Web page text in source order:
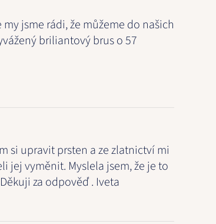
jsme rádi, že můžeme do našich
briliantový brus o 57
si upravit prsten a ze zlatnictví mi
jej vyměnit. Myslela jsem, že je to
za odpověď . Iveta